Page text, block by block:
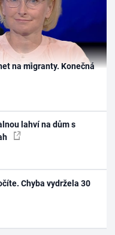
na migranty. Konečná
lahví na dům s
Chyba vydržela 30